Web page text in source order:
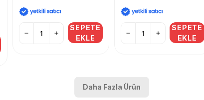
SEPETE
EKLE
SEPETE
EKLE
Daha Fazla Ürün